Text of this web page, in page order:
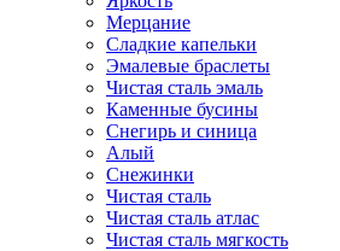
Мерцание
Сладкие капельки
Эмалевые браслеты
Чистая сталь эмаль
Каменные бусины
Снегирь и синица
Алый
Снежинки
Чистая сталь
Чистая сталь атлас
Чистая сталь мягкость